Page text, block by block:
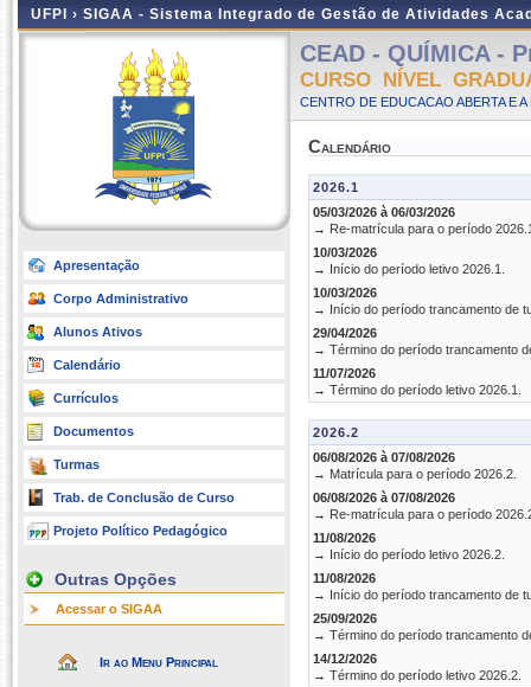
UFPI › SIGAA - Sistema Integrado de Gestão de Atividades
Apresentação
Corpo Administrativo
Alunos Ativos
Calendário
Currículos
Documentos
Turmas
Trab. de Conclusão de Curso
Projeto Político Pedagógico
Outras Opções
Acessar o SIGAA
Ir ao Menu Principal
CEAD - QUÍMICA -
CURSO NÍVEL
CENTRO DE EDUCACAO ABERTA E
Calendário
2026.1
05/03/2026 à 06/03/2026
→ Re-matrícula para o período
10/03/2026
→ Início do período letivo 2026.1.
10/03/2026
→ Início do período trancamento de
29/04/2026
→ Término do período trancamento
11/07/2026
→ Término do período letivo 2026.1.
2026.2
06/08/2026 à 07/08/2026
→ Matrícula para o período 2026.2.
06/08/2026 à 07/08/2026
→ Re-matrícula para o período
11/08/2026
→ Início do período letivo 2026.2.
11/08/2026
→ Início do período trancamento de
25/09/2026
→ Término do período trancamento
14/12/2026
→ Término do período letivo 2026.2.